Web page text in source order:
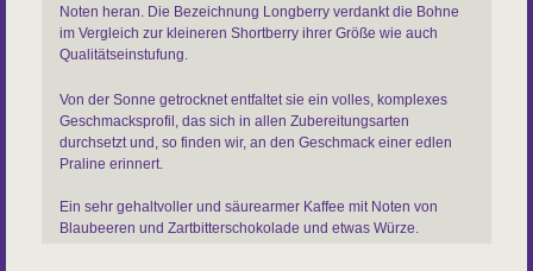
Noten heran. Die Bezeichnung Longberry verdankt die Bohne
im Vergleich zur kleineren Shortberry ihrer Größe wie auch
Qualitätseinstufung.
Von der Sonne getrocknet entfaltet sie ein volles, komplexes
Geschmacksprofil, das sich in allen Zubereitungsarten
durchsetzt und, so finden wir, an den Geschmack einer edlen
Praline erinnert.
Ein sehr gehaltvoller und säurearmer Kaffee mit Noten von
Blaubeeren und Zartbitterschokolade und etwas Würze.